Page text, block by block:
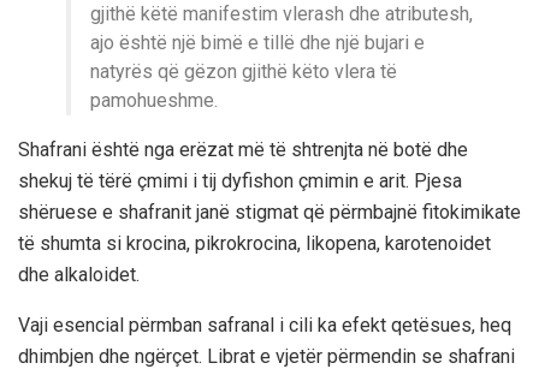
gjithë këtë manifestim vlerash dhe atributesh,
ajo është një bimë e tillë dhe një bujari e
natyrës që gëzon gjithë këto vlera të
pamohueshme.
Shafrani është nga erëzat më të shtrenjta në botë dhe
shekuj të tërë çmimi i tij dyfishon çmimin e arit. Pjesa
shëruese e shafranit janë stigmat që përmbajnë fitokimikate
të shumta si krocina, pikrokrocina, likopena, karotenoidet
dhe alkaloidet.
Vaji esencial përmban safranal i cili ka efekt qetësues, heq
dhimbjen dhe ngërçet. Librat e vjetër përmendin se shafrani